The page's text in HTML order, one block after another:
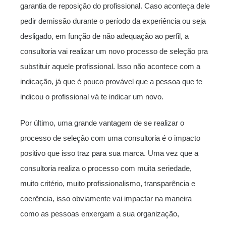
garantia de reposição do profissional. Caso aconteça dele
pedir demissão durante o período da experiência ou seja
desligado, em função de não adequação ao perfil, a
consultoria vai realizar um novo processo de seleção pra
substituir aquele profissional. Isso não acontece com a
indicação, já que é pouco provável que a pessoa que te
indicou o profissional vá te indicar um novo.
Por último, uma grande vantagem de se realizar o
processo de seleção com uma consultoria é o impacto
positivo que isso traz para sua marca. Uma vez que a
consultoria realiza o processo com muita seriedade,
muito critério, muito profissionalismo, transparência e
coerência, isso obviamente vai impactar na maneira
como as pessoas enxergam a sua organização,